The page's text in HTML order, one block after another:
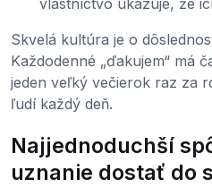
vlastníctvo ukazuje, že
Skvelá kultúra je o
Každodenné „ďakujem“ má
jeden veľký večierok raz za
ľudí každý deň.
Najjednoduchší
uznanie dostať do